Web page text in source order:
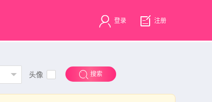
登录 注册
头像 搜索